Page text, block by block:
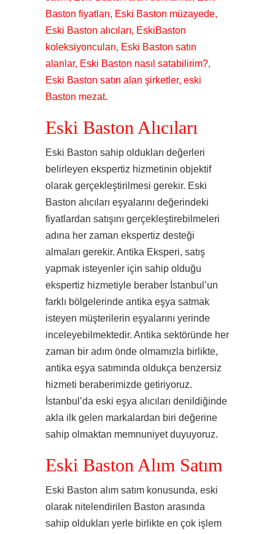
Baston fiyatları, Eski Baston müzayede,
Eski Baston alıcıları, EskiBaston
koleksiyoncuları, Eski Baston satın
alanlar, Eski Baston nasıl satabilirim?,
Eski Baston satın alan şirketler, eski
Baston mezat.
Eski Baston Alıcıları
Eski Baston sahip oldukları değerleri
belirleyen ekspertiz hizmetinin objektif
olarak gerçekleştirilmesi gerekir. Eski
Baston alıcıları eşyalarını değerindeki
fiyatlardan satışını gerçekleştirebilmeleri
adına her zaman ekspertiz desteği
almaları gerekir. Antika Eksperi, satış
yapmak isteyenler için sahip olduğu
ekspertiz hizmetiyle beraber İstanbul’un
farklı bölgelerinde antika eşya satmak
isteyen müşterilerin eşyalarını yerinde
inceleyebilmektedir. Antika sektöründe her
zaman bir adım önde olmamızla birlikte,
antika eşya satımında oldukça benzersiz
hizmeti beraberimizde getiriyoruz.
İstanbul’da eski eşya alıcıları denildiğinde
akla ilk gelen markalardan biri değerine
sahip olmaktan memnuniyet duyuyoruz.
Eski Baston Alım Satım
Eski Baston alım satım konusunda, eski
olarak nitelendirilen Baston arasında
sahip oldukları yerle birlikte en çok işlem